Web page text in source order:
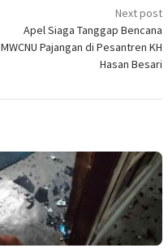
Next post
Apel Siaga Tanggap Bencana
MWCNU Pajangan di Pesantren KH
Hasan Besari